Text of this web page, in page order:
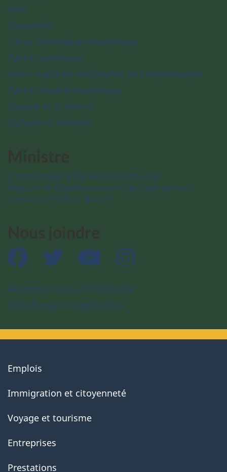
Avis
Nouvelles
Lieux historiques nationaux
Parcs nationaux
Aires marines nationales de conservation
Parcs urbains nationaux
Nature et sciences
Culture et histoire
L’honorable Julie Aviva Dabrusin
Ministre de l’Environnement, du Changement
climatique et de la Nature
Facebook Twitter YouTube
Abonnez-vous à l’infolettre
Téléchargez l’application
About
government
Emplois
Immigration et citoyenneté
Voyage et tourisme
Entreprises
Prestations